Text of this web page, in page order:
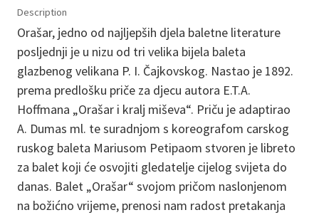
Description
Orašar, jedno od najljepših djela baletne literature
posljednji je u nizu od tri velika bijela baleta
glazbenog velikana P. I. Čajkovskog. Nastao je 1892.
prema predlošku priče za djecu autora E.T.A.
Hoffmana „Orašar i kralj miševa“. Priču je adaptirao
A. Dumas ml. te suradnjom s koreografom carskog
ruskog baleta Mariusom Petipaom stvoren je libreto
za balet koji će osvojiti gledatelje cijelog svijeta do
danas. Balet „Orašar“ svojom pričom naslonjenom
na božićno vrijeme, prenosi nam radost pretakanja